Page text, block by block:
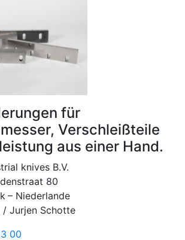
für
Verschleißteile
aus einer Hand.
knives B.V.
80
– Niederlande
/ Jurjen Schotte
00